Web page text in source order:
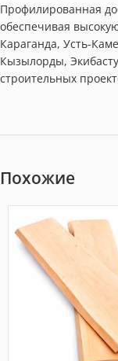
Профилированная
обеспечивая
Караганда, Усть-
Кызылорды,
строительных
Похожие